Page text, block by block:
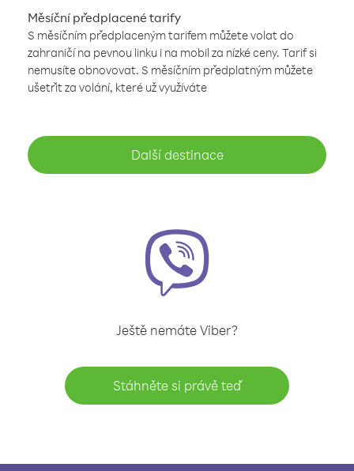
Měsíční předplacené tarify
S měsíčním předplaceným tarifem můžete volat do
zahraničí na pevnou linku i na mobil za nízké ceny. Tarif si
nemusíte obnovovat. S měsíčním předplatným můžete
ušetřit za volání, které už využíváte
Další destinace
Ještě nemáte Viber?
Stáhněte si právě teď